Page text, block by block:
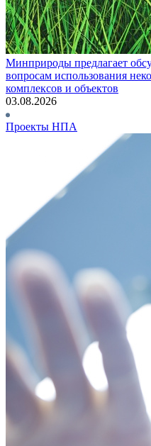
Минприроды предлагает
вопросам использования
комплексов и объектов
03.08.2026
Проекты НПА